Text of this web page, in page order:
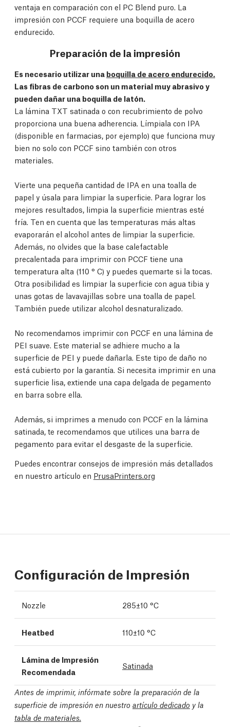
ventaja en comparación con el PC Blend puro. La
impresión con PCCF requiere una boquilla de acero
endurecido.
Preparación de la impresión
Es necesario utilizar una boquilla de acero endurecido.
Las fibras de carbono son un material muy abrasivo y
pueden dañar una boquilla de latón.
La lámina TXT satinada o con recubrimiento de polvo
proporciona una buena adherencia. Límpiala con IPA
(disponible en farmacias, por ejemplo) que funciona muy
bien no solo con PCCF sino también con otros
materiales.
Vierte una pequeña cantidad de IPA en una toalla de
papel y úsala para limpiar la superficie. Para lograr los
mejores resultados, limpia la superficie mientras esté
fría. Ten en cuenta que las temperaturas más altas
evaporarán el alcohol antes de limpiar la superficie.
Además, no olvides que la base calefactable
precalentada para imprimir con PCCF tiene una
temperatura alta (110 ° C) y puedes quemarte si la tocas.
Otra posibilidad es limpiar la superficie con agua tibia y
unas gotas de lavavajillas sobre una toalla de papel.
También puede utilizar alcohol desnaturalizado.
No recomendamos imprimir con PCCF en una lámina de
PEI suave. Este material se adhiere mucho a la
superficie de PEI y puede dañarla. Este tipo de daño no
está cubierto por la garantía. Si necesita imprimir en una
superficie lisa, extiende una capa delgada de pegamento
en barra sobre ella.
Además, si imprimes a menudo con PCCF en la lámina
satinada, te recomendamos que utilices una barra de
pegamento para evitar el desgaste de la superficie.
Puedes encontrar consejos de impresión más detallados
en nuestro artículo en PrusaPrinters.org
Configuración de Impresión
Nozzle 285±10 °C
Heatbed 110±10 °C
Lámina de Impresión
Recomendada
Satinada
Antes de imprimir, infórmate sobre la preparación de la
superficie de impresión en nuestro artículo dedicado y la
tabla de materiales.